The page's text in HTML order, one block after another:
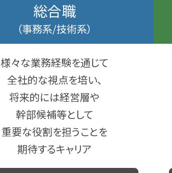
総合職
（事務系/技術系）
様々な業務経験を通じて
全社的な視点を培い、
将来的には経営層や
幹部候補等として
重要な役割を担うことを
期待するキャリア